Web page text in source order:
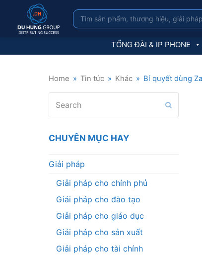
TỔNG ĐÀI & IP PHONE
Home » Tin tức » Khác » Bí quyết dùng
CHUYÊN MỤC HAY
Giải pháp
Giải pháp cho chính phủ
Giải pháp cho đào tạo
Giải pháp cho giáo dục
Giải pháp cho sản xuất
Giải pháp cho tài chính